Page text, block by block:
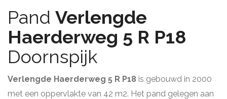
Pand Verlengde
Haerderweg 5 R P18
Doornspijk
Verlengde Haerderweg 5 R P18 is gebouwd in 2000
met een oppervlakte van 42 m2. Het pand gelegen aan